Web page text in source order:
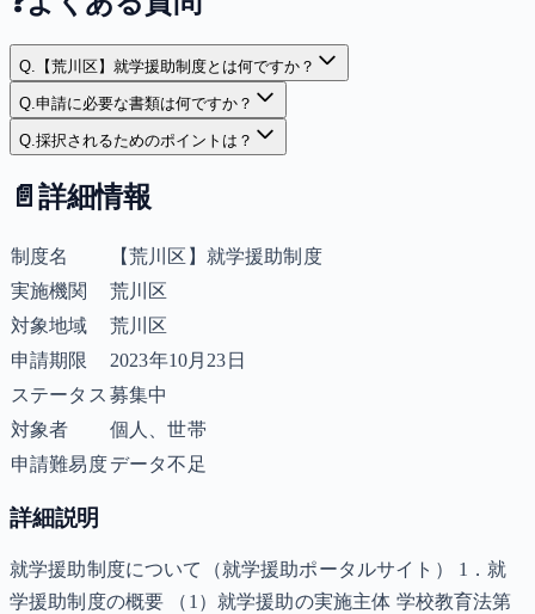
Q. 【荒川区】就学援助制度とは何ですか？
Q.申請に必要な書類は何ですか？
Q.採択されるためのポイントは？
📄 詳細情報
制度名
【荒川区】就学援助制度
実施機関
荒川区
対象地域
荒川区
申請期限
2023年10月23日
ステータス 募集中
対象者
個人、世帯
申請難易度データ不足
詳細説明
就学援助制度について（就学援助ポータルサイト） 1．就
学援助制度の概要 （1）就学援助の実施主体 学校教育法第